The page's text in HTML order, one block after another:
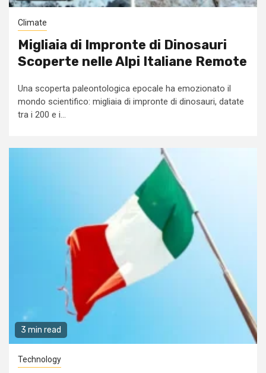
Climate
Migliaia di Impronte di Dinosauri
Scoperte nelle Alpi Italiane Remote
Una scoperta paleontologica epocale ha emozionato il
mondo scientifico: migliaia di impronte di dinosauri, datate
tra i 200 e i...
3 min read
Technology